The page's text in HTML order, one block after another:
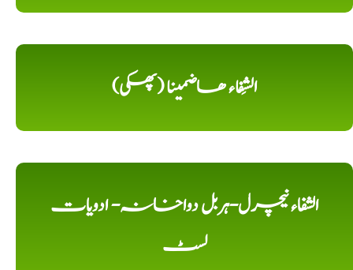
الشِفاء ھاضمینا (پھکی)
الشفاء نیچرل-ہربل دواخانہ- ادویات
لسٹ